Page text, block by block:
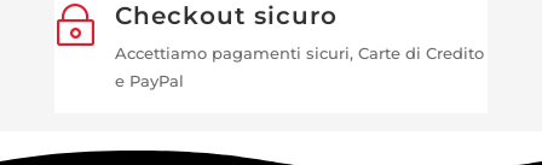
~ Checkout sicuro
Accettiamo pagamenti sicuri, Carte di Credito
e PayPal